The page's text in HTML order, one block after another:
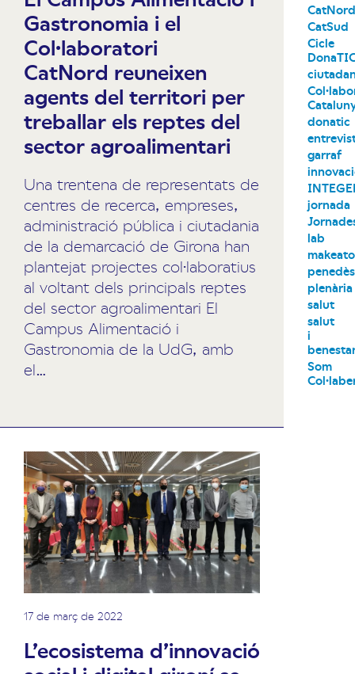
Gastronomia i el
Col·laboratori
CatNord reuneixen
agents del territori per
treballar els reptes del
sector agroalimentari
Una trentena de representats de
centres de recerca, empreses,
administració pública i ciutadania
de la demarcació de Girona han
plantejat projectes col·laboratius
al voltant dels principals reptes
del sector agroalimentari El
Campus Alimentació i
Gastronomia de la UdG, amb
el…
17 de març de 2022
L’ecosistema d’innovació
CatSud
Cicle
donatic
garraf
jornada
lab
penedès
plenària
salut
salut
i
Som